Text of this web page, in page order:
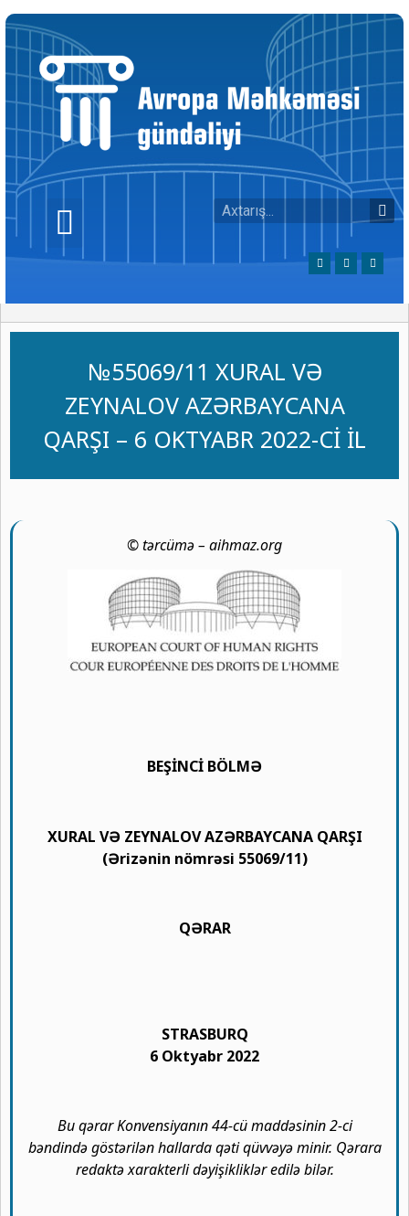
№55069/11 XURAL VƏ
ZEYNALOV AZƏRBAYCANA
QARŞI – 6 OKTYABR 2022-Cİ İL
© tərcümə – aihmaz.org
BEŞİNCİ BÖLMƏ
XURAL VƏ ZEYNALOV AZƏRBAYCANA QARŞI
(Ərizənin nömrəsi 55069/11)
QƏRAR
STRASBURQ
6 Oktyabr 2022
Bu qərar Konvensiyanın 44-cü maddəsinin 2-ci
bəndində göstərilən hallarda qəti qüvvəyə minir. Qərara
redaktə xarakterli dəyişikliklər edilə bilər.